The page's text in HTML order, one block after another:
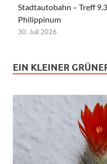
Stadtautobahn – Treff
Philippinum
30. Juli 2026
EIN KLEINER